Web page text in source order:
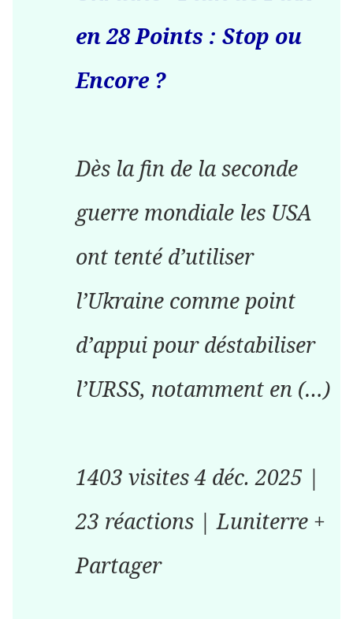
en 28 Points : Stop ou
Encore ?
Dès la fin de la seconde
guerre mondiale les USA
ont tenté d’utiliser
l’Ukraine comme point
d’appui pour déstabiliser
l’URSS, notamment en (…)
1403 visites 4 déc. 2025 |
23 réactions | Luniterre +
Partager